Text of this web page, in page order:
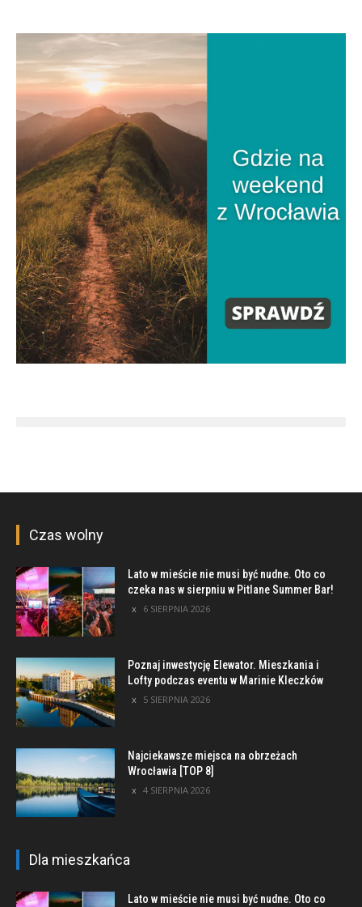
Czas wolny
Lato w mieście nie musi być nudne. Oto co
czeka nas w sierpniu w Pitlane Summer Bar!
6 SIERPNIA 2026
Poznaj inwestycję Elewator. Mieszkania i
Lofty podczas eventu w Marinie Kleczków
5 SIERPNIA 2026
Najciekawsze miejsca na obrzeżach
Wrocławia [TOP 8]
4 SIERPNIA 2026
Dla mieszkańca
Lato w mieście nie musi być nudne. Oto co